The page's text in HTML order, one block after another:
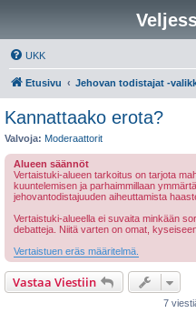
UKK
Etusivu Jehovan todistajat -
Kannattaako erota?
Valvoja: Moderaattorit
Alueen säännöt
Vertaistuki-alueen tarkoitus on tarjota
kuuntelemisen ja parhaimmillaan
jehovantodistajuuden aiheuttamista
Vertaistuki-alueella ei suvaita minkään
debatteja. Niitä varten on omat,
Vertaistuen eräs määritelmä.
Vastaa Viestiin
7